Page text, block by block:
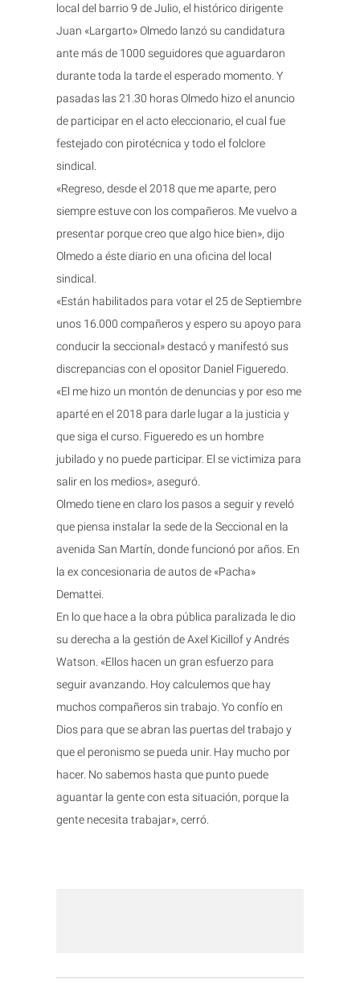
local del barrio 9 de Julio, el histórico dirigente
Juan «Largarto» Olmedo lanzó su candidatura
ante más de 1000 seguidores que aguardaron
durante toda la tarde el esperado momento. Y
pasadas las 21.30 horas Olmedo hizo el anuncio
de participar en el acto eleccionario, el cual fue
festejado con pirotécnica y todo el folclore
sindical.
«Regreso, desde el 2018 que me aparte, pero
siempre estuve con los compañeros. Me vuelvo a
presentar porque creo que algo hice bien», dijo
Olmedo a éste diario en una oficina del local
sindical.
«Están habilitados para votar el 25 de Septiembre
unos 16.000 compañeros y espero su apoyo para
conducir la seccional» destacó y manifestó sus
discrepancias con el opositor Daniel Figueredo.
«El me hizo un montón de denuncias y por eso me
aparté en el 2018 para darle lugar a la justicia y
que siga el curso. Figueredo es un hombre
jubilado y no puede participar. El se victimiza para
salir en los medios», aseguró.
Olmedo tiene en claro los pasos a seguir y reveló
que piensa instalar la sede de la Seccional en la
avenida San Martín, donde funcionó por años. En
la ex concesionaria de autos de «Pacha»
Demattei.
En lo que hace a la obra pública paralizada le dio
su derecha a la gestión de Axel Kicillof y Andrés
Watson. «Ellos hacen un gran esfuerzo para
seguir avanzando. Hoy calculemos que hay
muchos compañeros sin trabajo. Yo confío en
Dios para que se abran las puertas del trabajo y
que el peronismo se pueda unir. Hay mucho por
hacer. No sabemos hasta que punto puede
aguantar la gente con esta situación, porque la
gente necesita trabajar», cerró.